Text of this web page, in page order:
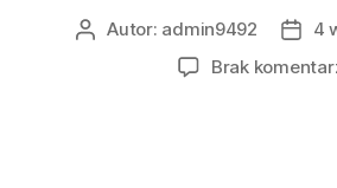
AutorAutor: admin9492
Data
wpisu
4
Brak